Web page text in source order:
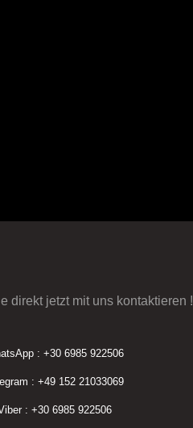
direkt jetzt mit uns kontaktieren !
: +30 6985 922506
: +49 152 21033069
: +30 6985 922506